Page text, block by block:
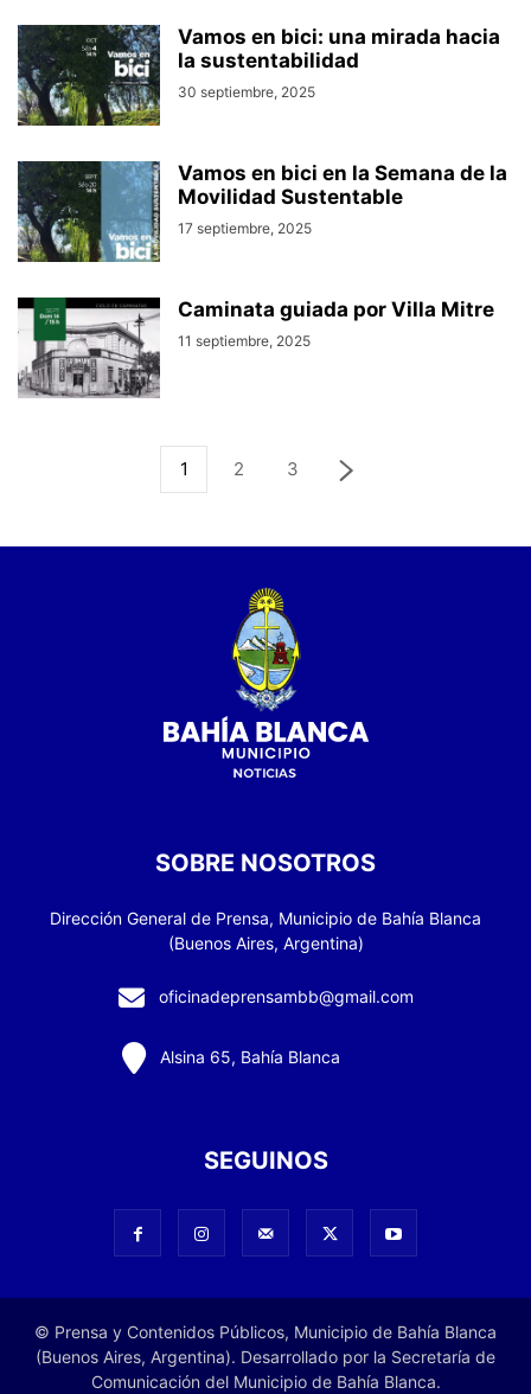
Vamos en bici: una mirada hacia
la sustentabilidad
30 septiembre, 2025
Vamos en bici en la Semana de la
Movilidad Sustentable
17 septiembre, 2025
Caminata guiada por Villa Mitre
11 septiembre, 2025
1 2 3
SOBRE NOSOTROS
Dirección General de Prensa, Municipio de Bahía Blanca
(Buenos Aires, Argentina)
oficinadeprensambb@gmail.com
Alsina 65, Bahía Blanca
SEGUINOS
© Prensa y Contenidos Públicos, Municipio de Bahía Blanca
(Buenos Aires, Argentina). Desarrollado por la Secretaría de
Comunicación del Municipio de Bahía Blanca.